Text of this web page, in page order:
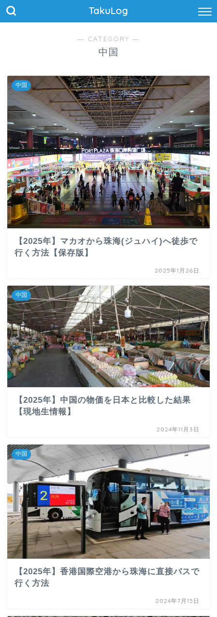
TakuLog
― CATEGORY ―
中国
中国
【2025年】マカオから珠海(ジュハイ)へ徒歩で
行く方法【保存版】
2025年1月26日
中国
【2025年】中国の物価を日本と比較した結果
【現地生情報】
2024年11月3日
中国
【2025年】香港国際空港から珠海に直接バスで
行く方法
2024年7月15日